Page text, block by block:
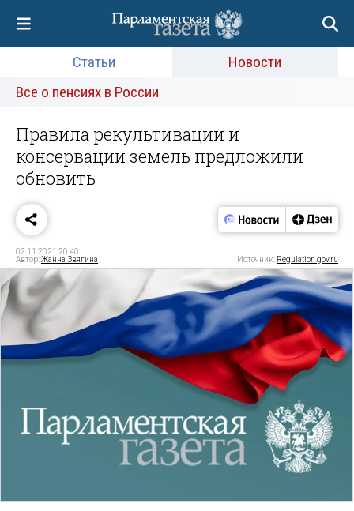
Статьи
Новости
Все о пенсиях в России
Правила рекультивации и
консервации земель предложили
обновить
02.11.2021 20:40
Автор:Жанна Звягина Источник: Regulation.gov.ru